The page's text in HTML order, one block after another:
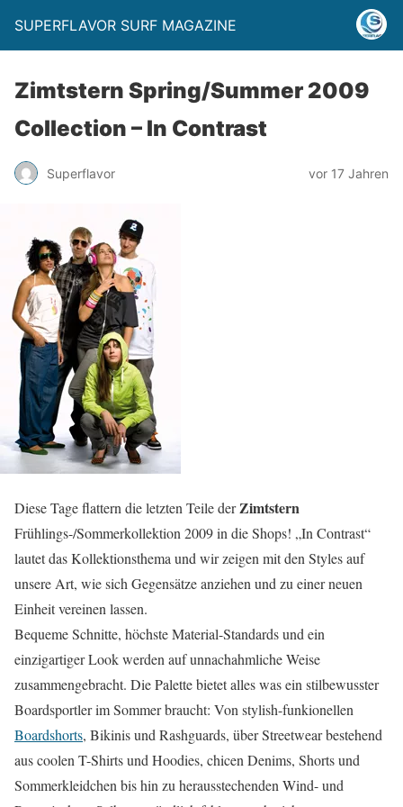
SUPERFLAVOR SURF MAGAZINE
Zimtstern Spring/Summer 2009
Collection – In Contrast
Superflavor vor 17 Jahren
Diese Tage flattern die letzten Teile derZimtstern
Frühlings-/Sommerkollektion 2009 in die Shops! „In Contrast“
lautet das Kollektionsthema und wir zeigen mit den Styles auf
unsere Art, wie sich Gegensätze anziehen und zu einer neuen
Einheit vereinen lassen.
Bequeme Schnitte, höchste Material-Standards und ein
einzigartiger Look werden auf unnachahmliche Weise
zusammengebracht. Die Palette bietet alles was ein stilbewusster
Boardsportler im Sommer braucht: Von stylish-funkionellen
Boardshorts, Bikinis und Rashguards, über Streetwear bestehend
aus coolen T-Shirts und Hoodies, chicen Denims, Shorts und
Sommerkleidchen bis hin zu herausstechenden Wind- und